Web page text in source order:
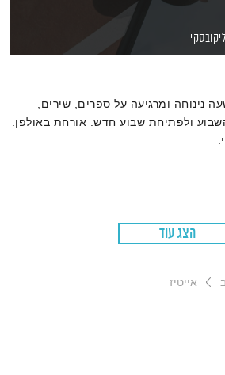
נינוחה ומרגיעה על ספרים, שירים,
ולפתיחת שבוע חדש. אורחת באולפן:
הצג עוד
אייטיז